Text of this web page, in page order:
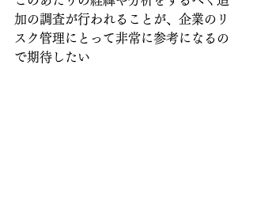
加の調査が行われることが、企業のリ
スク管理にとって非常に参考になるの
で期待したい